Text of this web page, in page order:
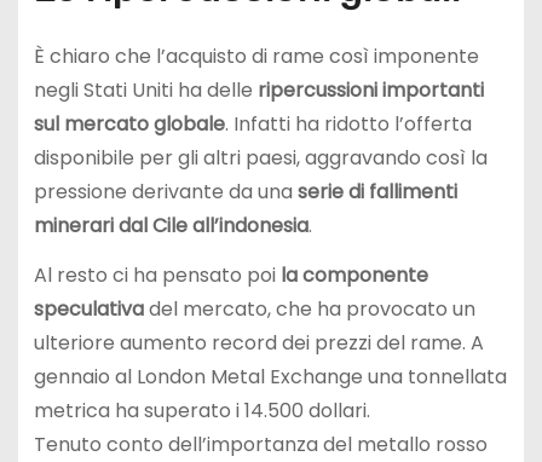
È chiaro che l’acquisto di rame così imponente
negli Stati Uniti ha delle ripercussioni importanti
sul mercato globale. Infatti ha ridotto l’offerta
disponibile per gli altri paesi, aggravando così la
pressione derivante da una serie di fallimenti
minerari dal Cile all’indonesia.
Al resto ci ha pensato poi la componente
speculativadel mercato, che ha provocato un
ulteriore aumento record dei prezzi del rame. A
gennaio al London Metal Exchange una tonnellata
metrica ha superato i 14.500 dollari.
Tenuto conto dell’importanza del metallo rosso